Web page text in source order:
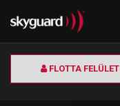
FLOTTA FELÜLET